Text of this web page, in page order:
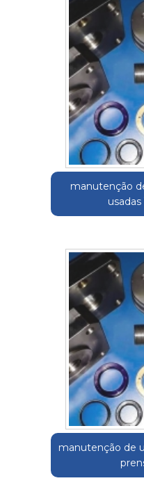
manutenção
manutenção de